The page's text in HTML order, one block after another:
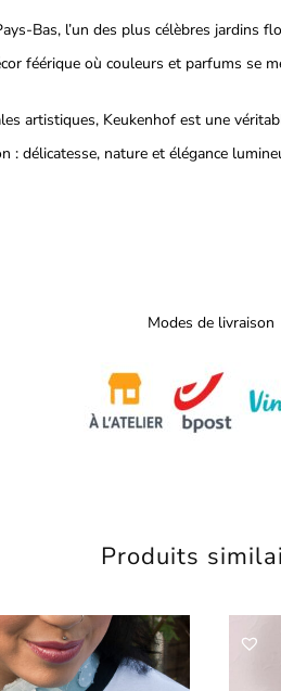
Bas, l’un des plus célèbres jardins
féérique où couleurs et parfums se
artistiques, Keukenhof est une
: délicatesse, nature et élégance
Modes de livraison
Produits